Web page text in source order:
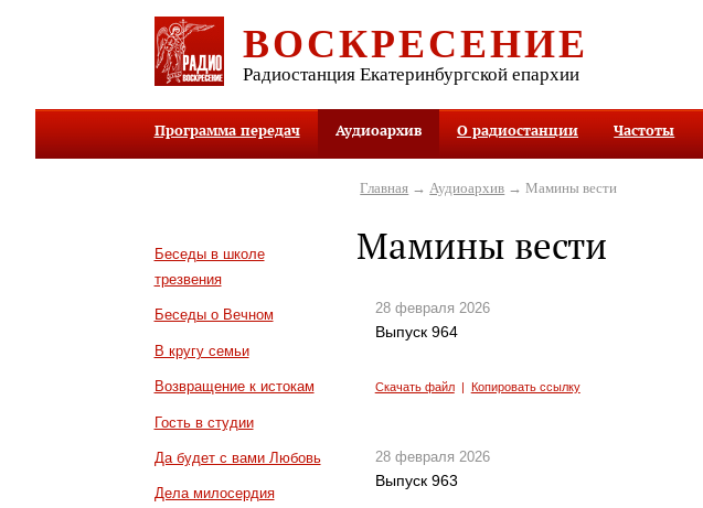
ВОСКРЕСЕНИЕ
Радиостанция Екатеринбургской епархии
Программа передач Аудиоархив О радиостанции Частоты
Беседы в школе
трезвения
Беседы о Вечном
В кругу семьи
Возвращение к истокам
Гость в студии
Да будет с вами Любовь
Дела милосердия
Главная → Аудиоархив → Мамины вести
Мамины вести
28 февраля 2026
Выпуск 964
Скачать файл| Копировать ссылку
28 февраля 2026
Выпуск 963